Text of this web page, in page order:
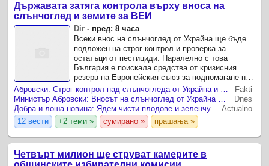
Държавата затяга контрола върху вноса на
слънчоглед и земите за ВЕИ
Dir - пред: 8 часа
Всеки внос на слънчоглед от Украйна ще бъде
подложен на строг контрол и проверка за
остатъци от пестициди. Паралелно с това
България е поискала средства от кризисния
резерв на Европейския съюз за подпомагане на
земеделските производители, а държавата ще
извърши пълна проверка на ...
Абровски: Строг контрол над слънчогледа от Украйна и ВЕИ
Fakti
Министър Абровски: Вносът на слънчоглед от Украйна ще се контролира
Dnes
Добра и лоша новина: Ядем чисти плодове и зеленчуци, но внасят домати за 30 цента Actualno
12 вести
+2 теми » сумирано » прашања »
Четвърт милион ще струват камерите в